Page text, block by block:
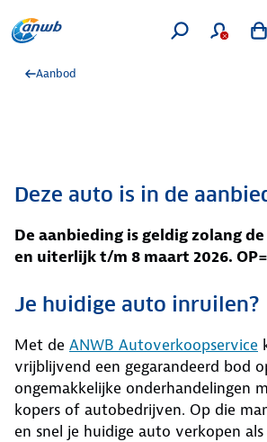
Aanbod
Deze auto is in de
De aanbieding is geldig zolang
en uiterlijk t/m 8 maart 2026.
Je huidige auto inruilen?
Met de ANWB Autoverkoopservice
vrijblijvend een gegarandeerd bod
ongemakkelijke onderhandelingen
kopers of autobedrijven. Op die
en snel je huidige auto verkopen